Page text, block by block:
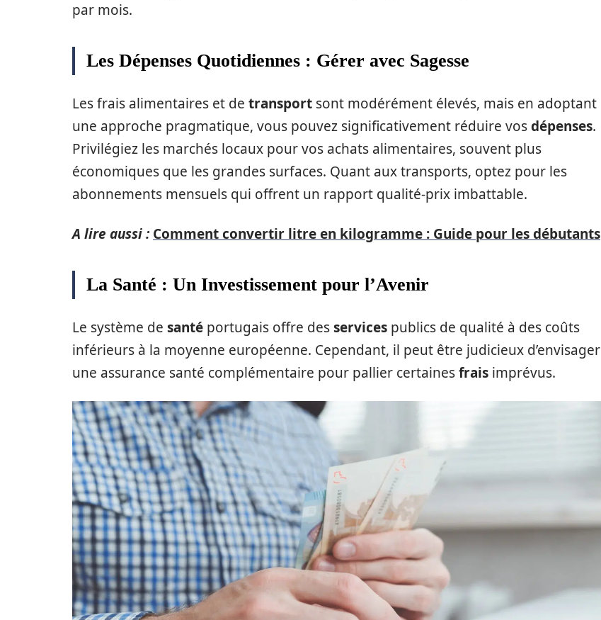
par mois.
Les Dépenses Quotidiennes : Gérer avec Sagesse
Les frais alimentaires et de transport sont modérément élevés, mais en adoptant
une approche pragmatique, vous pouvez significativement réduire vosdépenses.
Privilégiez les marchés locaux pour vos achats alimentaires, souvent plus
économiques que les grandes surfaces. Quant aux transports, optez pour les
abonnements mensuels qui offrent un rapport qualité-prix imbattable.
A lire aussi : Comment convertir litre en kilogramme : Guide pour les débutants
La Santé : Un Investissement pour l’Avenir
Le système de santé portugais offre desservices publics de qualité à des coûts
inférieurs à la moyenne européenne. Cependant, il peut être judicieux d’envisager
une assurance santé complémentaire pour pallier certainesfrais imprévus.